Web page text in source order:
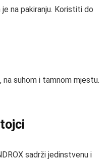
na pakiranju. Koristiti do
suhom i tamnom mjestu.
sadrži jedinstvenu i